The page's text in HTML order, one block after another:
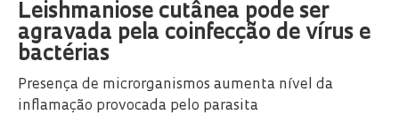
Leishmaniose cutânea pode ser
agravada pela coinfecção de vírus e
bactérias
Presença de microrganismos aumenta nível da
inflamação provocada pelo parasita